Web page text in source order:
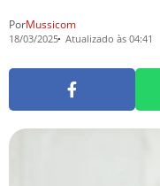
PorMussicom
18/03/2025 Atualizado às 04:41